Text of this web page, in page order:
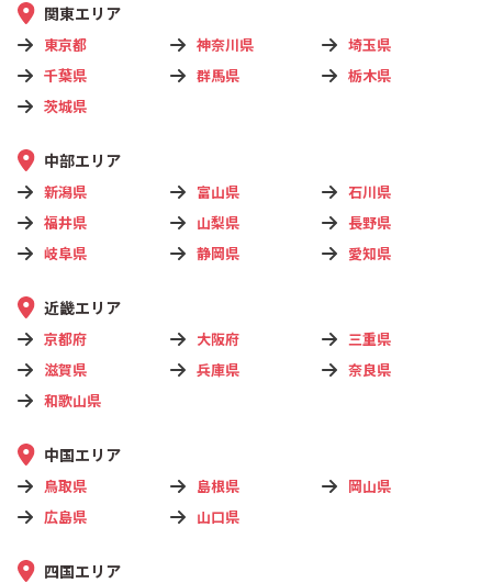
関東エリア
東京都 神奈川県
埼玉県
千葉県
群馬県
栃木県
茨城県
中部エリア
新潟県 富山県
石川県
福井県
山梨県
長野県
岐阜県
静岡県 愛知県
近畿エリア
京都府 大阪府
三重県
滋賀県
兵庫県
奈良県
和歌山県
中国エリア
鳥取県 島根県
岡山県
広島県
山口県
四国エリア